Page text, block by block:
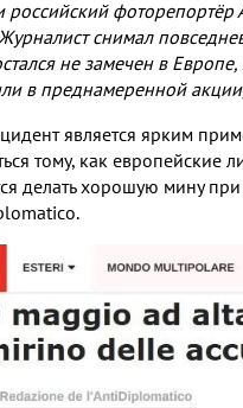
российский фоторепортёр
снимал
не замечен в
в преднамеренной
является ярким
тому, как европейские
делать хорошую мину